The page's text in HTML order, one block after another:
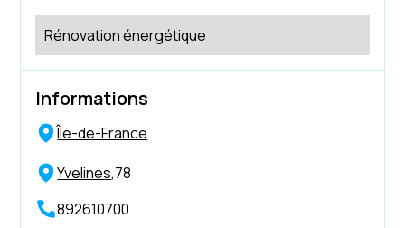
Rénovation énergétique
Informations
Île-de-France
Yvelines,78
892610700